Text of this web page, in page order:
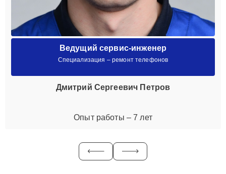
Ведущий сервис-инженер
Специализация – ремонт телефонов
Дмитрий Сергеевич Петров
Опыт работы – 7 лет